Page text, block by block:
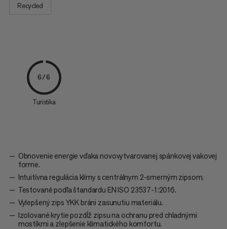
Recycled
6/6
Turistika
Obnovenie energie vďaka novovytvarovanej spánkovej vakovej
forme.
Intuitívna regulácia klímy s centrálnym 2-smerným zipsom.
Testované podľa štandardu EN ISO 23537-1:2016.
Vylepšený zips YKK bráni zasunutiu materiálu.
Izolované krytie pozdĺž zipsu na ochranu pred chladnými
mostíkmi a zlepšenie klimatického komfortu.